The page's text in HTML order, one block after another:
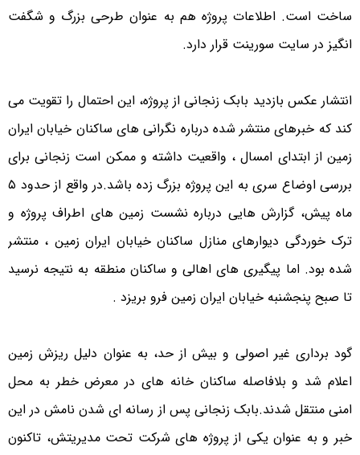
ساخت است. اطلاعات پروژه هم به عنوان طرحی بزرگ و شگفت
انگیز در سایت سورینت قرار دارد.
انتشار عکس بازدید بابک زنجانی از پروژه، این احتمال را تقویت می
کند که خبرهای منتشر شده درباره نگرانی های ساکنان خیابان ایران
زمین از ابتدای امسال ، واقعیت داشته و ممکن است زنجانی برای
بررسی اوضاع سری به این پروژه بزرگ زده باشد.
در واقع از حدود ۵
ماه پیش، گزارش هایی درباره نشست زمین های اطراف پروژه و
ترک خوردگی دیوارهای منازل ساکنان خیابان ایران زمین ، منتشر
شده بود. اما پیگیری های اهالی و ساکنان منطقه به نتیجه نرسید
تا صبح پنجشنبه خیابان ایران زمین فرو بریزد .
گود برداری غیر اصولی و بیش از حد، به عنوان دلیل ریزش زمین
اعلام شد و بلافاصله ساکنان خانه های در معرض خطر به محل
امنی منتقل شدند.بابک زنجانی پس از رسانه ای شدن نامش در این
خبر و به عنوان یکی از پروژه های شرکت تحت مدیریتش، تاکنون